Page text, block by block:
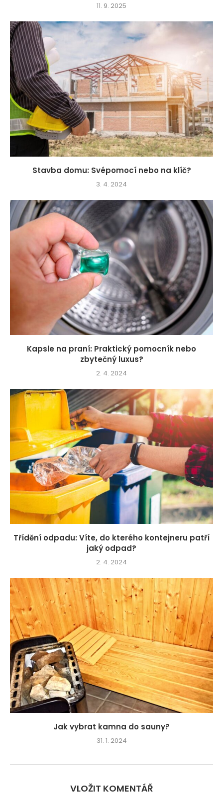
11. 9. 2025
Stavba domu: Svépomocí nebo na klíč?
3. 4. 2024
Kapsle na praní: Praktický pomocník nebo
zbytečný luxus?
2. 4. 2024
Třídění odpadu: Víte, do kterého kontejneru patří
jaký odpad?
2. 4. 2024
Jak vybrat kamna do sauny?
31. 1. 2024
VLOŽIT KOMENTÁŘ